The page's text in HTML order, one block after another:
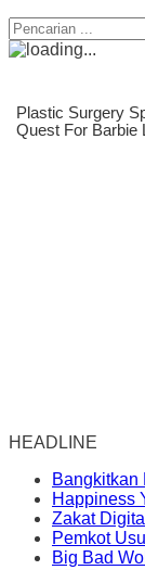
HEADLINE
Bangkitkan
Happiness
Zakat
Pemkot
Big Bad